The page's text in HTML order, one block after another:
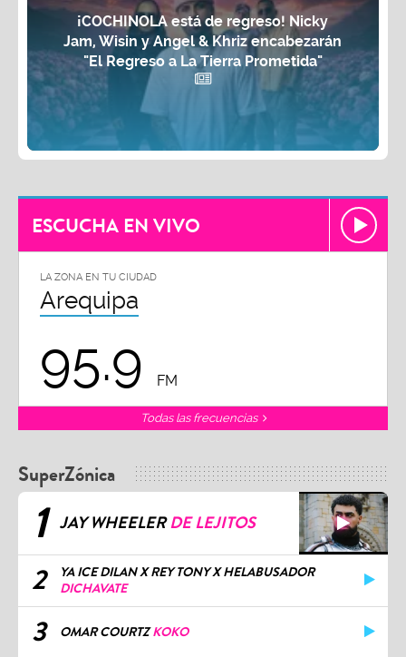
¡COCHINOLA está de regreso! Nicky
Jam, Wisin y Angel & Khriz encabezarán
"El Regreso a La Tierra Prometida"
ESCUCHA EN VIVO
LA ZONA EN TU CIUDAD
Arequipa
95.9 FM
Todas las frecuencias
SuperZónica
1 JAY WHEELERDE LEJITOS
2
YA ICE DILAN X REY TONY X HELABUSADOR
DICHAVATE
3 OMAR COURTZKOKO